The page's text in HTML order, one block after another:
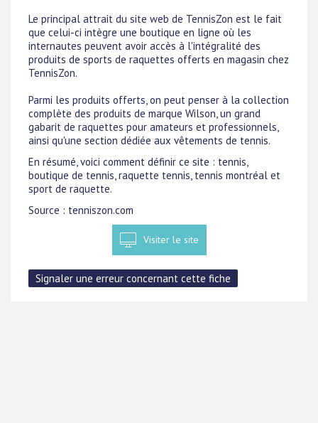
Le principal attrait du site web de TennisZon est le fait
que celui-ci intègre une boutique en ligne où les
internautes peuvent avoir accès à l'intégralité des
produits de sports de raquettes offerts en magasin chez
TennisZon.
Parmi les produits offerts, on peut penser à la collection
complète des produits de marque Wilson, un grand
gabarit de raquettes pour amateurs et professionnels,
ainsi qu'une section dédiée aux vêtements de tennis.
En résumé, voici comment définir ce site : tennis,
boutique de tennis, raquette tennis, tennis montréal et
sport de raquette.
Source : tenniszon.com
Visiter le site